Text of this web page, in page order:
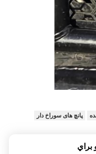
پانچ های سوراخ دار
براي